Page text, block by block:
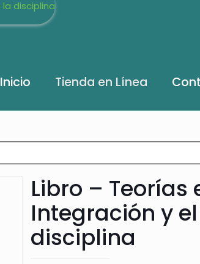
Inicio Tienda en Línea
Libro – Teorías
Integración y
disciplina